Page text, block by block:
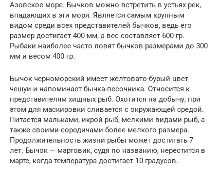
Азовское море. Бычков можно встретить в устьях рек,
впадающих в эти моря. Является самым крупным
видом среди всех представителей бычков, ведь его
размер достигает 400 мм, а вес составляет 600 гр.
Рыбаки наиболее часто ловят бычков размерами до 300
мм и весом 400 гр.
Бычок черноморский имеет желтовато-бурый цвет
чешуи и напоминает бычка-песочника. Относится к
представителям хищных рыб. Охотится на добычу, при
этом для маскировки сливается с окружающей средой.
Питается мальками, икрой рыб, мелкими видами рыб, а
также своими сородичами более мелкого размера.
Продолжительность жизни рыбы может достигать 7
лет. Бычок — мартовик, судя по названию, нерестится в
марте, когда температура достигает 10 градусов.